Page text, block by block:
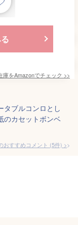
庫をAmazonでチェック >>
タブルコンロとし
のカセットボンベ
おすすめコメント (5件) >